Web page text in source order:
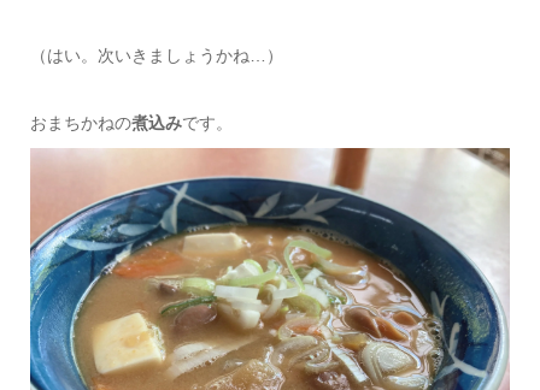
（はい。次いきましょうかね…）
おまちかねの煮込みです。